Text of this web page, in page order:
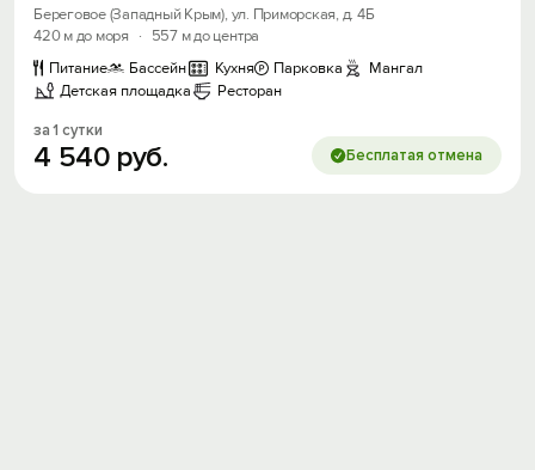
Береговое (Западный Крым), ул. Приморская, д. 4Б
420 м до моря
·
557 м до центра
Питание
Бассейн Кухня Парковка
Мангал
Детская площадка
Ресторан
за 1 сутки
4 540 руб. Бесплатая отмена